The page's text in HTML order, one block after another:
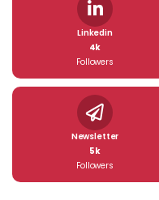
Linkedin
4k
Followers
Newsletter
5k
Followers